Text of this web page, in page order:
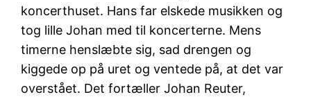
koncerthuset. Hans far elskede musikken og
tog lille Johan med til koncerterne. Mens
timerne henslæbte sig, sad drengen og
kiggede op på uret og ventede på, at det var
overstået. Det fortæller Johan Reuter,